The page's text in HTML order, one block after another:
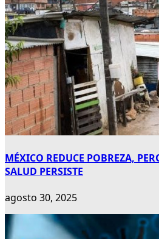
MÉXICO REDUCE POBREZA,
SALUD PERSISTE
agosto 30, 2025